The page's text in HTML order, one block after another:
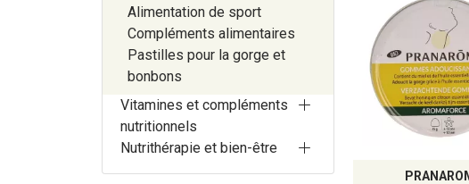
Alimentation de sport
Compléments alimentaires
Pastilles pour la gorge et
bonbons
Vitamines et compléments
nutritionnels
Nutrithérapie et bien-être